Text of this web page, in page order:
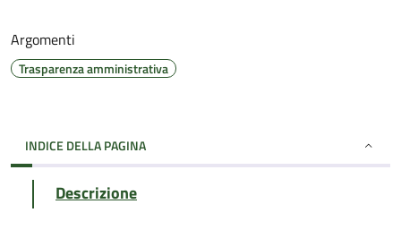
Argomenti
Trasparenza amministrativa
INDICE DELLA PAGINA
Descrizione